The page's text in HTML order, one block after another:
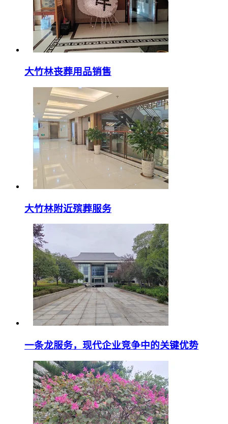
大竹林丧葬用品销售
大竹林附近殡葬服务
一条龙服务，现代企业竞争中的关键优势